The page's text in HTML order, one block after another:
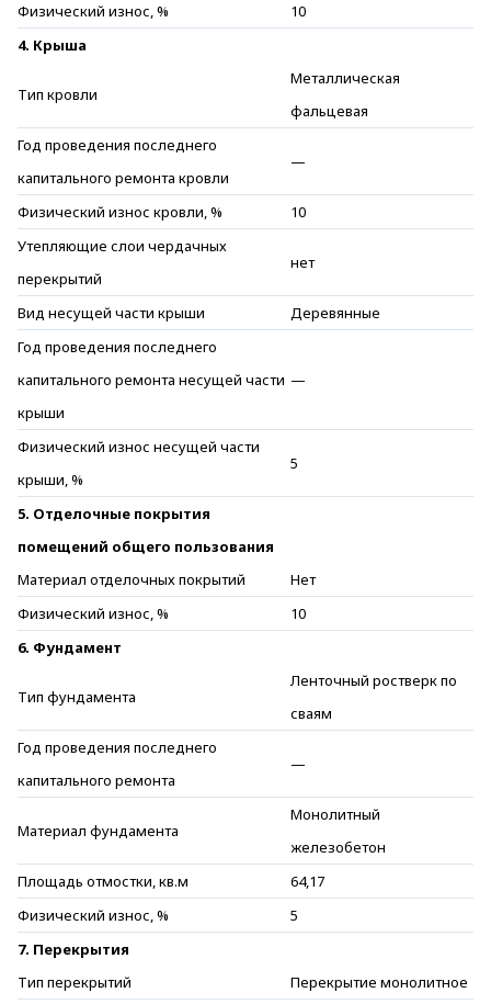
Физический износ, %
10
4. Крыша
Тип кровли
Металлическая
фальцевая
Год проведения последнего
капитального ремонта кровли
—
Физический износ кровли, %
10
Утепляющие слои чердачных
перекрытий
нет
Вид несущей части крыши
Деревянные
Год проведения последнего
капитального ремонта несущей части
крыши
—
Физический износ несущей части
крыши, %
5
5. Отделочные покрытия
помещений общего пользования
Материал отделочных покрытий
Нет
Физический износ, %
10
6. Фундамент
Тип фундамента
Ленточный ростверк по
сваям
Год проведения последнего
капитального ремонта
—
Материал фундамента
Монолитный
железобетон
Площадь отмостки, кв.м
64,17
Физический износ, %
5
7. Перекрытия
Тип перекрытий
Перекрытие монолитное